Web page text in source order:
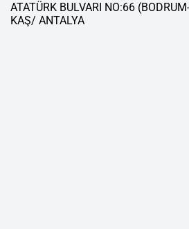
ATATÜRK BULVARI NO:66
KAŞ/ ANTALYA